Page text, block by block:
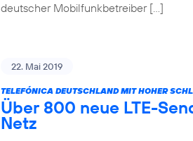
deutscher Mobilfunkbetreiber […]
22. Mai 2019
TELEFÓNICA DEUTSCHLAND MIT HOHER
Über 800 neue LTE-
Netz